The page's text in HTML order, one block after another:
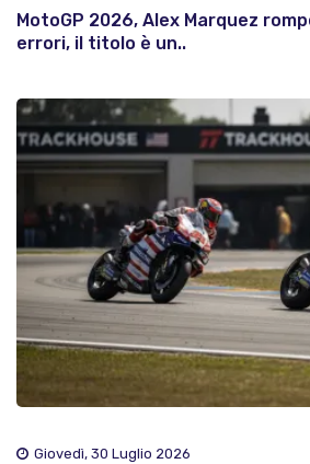
MotoGP 2026, Alex Marquez
errori, il titolo è un..
Giovedì, 30 Luglio 2026